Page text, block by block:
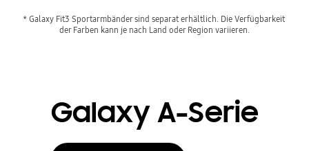
* Galaxy Fit3 Sportarmbänder sind separat erhältlich. Die Verfügbarkeit
der Farben kann je nach Land oder Region variieren.
Galaxy A-Serie